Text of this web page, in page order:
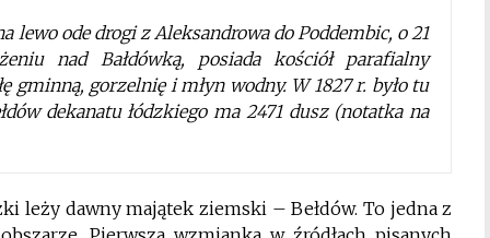
lewo ode drogi z Aleksandrowa do Poddembic, o 21
nad Bałdówką, posiada kościół parafialny
gminną, gorzelnię i młyn wodny. W 1827 r. było tu
dekanatu łódzkiego ma 2471 dusz (notatka na
leży dawny majątek ziemski – Bełdów. To jedna z